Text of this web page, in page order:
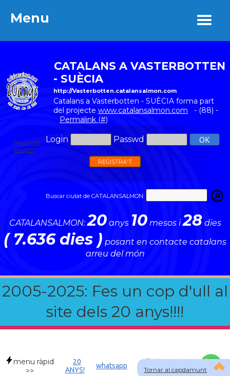
Menu
CATALANS A VASTERBOTTEN
- SUÈCIA
http://Vasterbotten.catalansalmon.com
Catalans a Vasterbotten - SUÈCIA forma part
del projecte www.catalansalmon.com - (88) -
Permalink (#)
Login Passwd
Password
perdut?
REGISTRA'T
Buscar ciutat de CATALANSALMON:
CATALANSALMON:20anys 10mesos i28 dies
( 7.636 dies ) posant en contacte catalans
arreu del món
2005-2025: Fes un cop d'ull al
site dels 20 anys!!!!
Menu
Tornar al capdamunt
menu ràpid
>>
20
ANYS!
whatsapp
Allotjament a
SWE